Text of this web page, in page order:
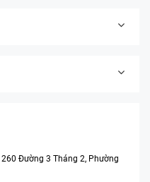
260 Đường 3 Tháng 2, Phường